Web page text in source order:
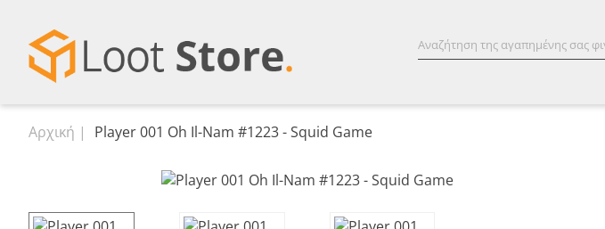
Αρχική Player 001 Oh Il-Nam #1223 - Squid Game